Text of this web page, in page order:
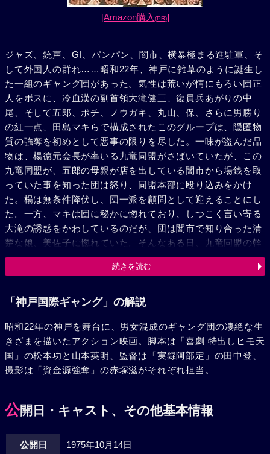
[Amazon購入 (PR)]
ジャズ、銃声、GI、パンパン、闇市、横暴極まる進駐軍、そ
して外国人の群れ……昭和22年、神戸に雑草のように誕生し
た一組のギャング団があった。気性は荒いが情にもろい団正
人をボスに、冷血漢の副首領大滝健三、復員兵あがりの中
尾、そして五郎、ポチ、ノウガキ、丸山、保、さらに男勝り
の紅一点、田島マキらで構成されたこのグループは、隠匿物
質の強奪を初めとして悪事の限りを尽した。一味が盗んだ品
物は、楊徳元会長が率いる九竜同盟がさばいていたが、この
九竜同盟が、五郎の母親が店を出している闇市から場銭を取
っていた事を知った団は怒り、同盟本部に殴り込みをかけ
た。楊は無条件降伏し、団一派を顧問として迎えることにし
た。一方、マキは団に秘かに惚れており、しつこく言い寄る
大滝の誘惑をかわしているのだが、団は闇市で知り合った清
楚な娘、美佐子に惚れていた。そんなある日、九竜同盟の幹
部・洪哲文が、最近勢力を増して来た外国人同盟に連れ去ら
れたため、団は、武力で洪を救出した。外国人同盟の朴林成
抗争は日増しにエスカレートし、ついに大滝は朴を暗殺、居
発、二人の間には険悪な空気が流れた。数日後、突然、団は
朴殺しの容疑で逮捕された。仲間をかばって単独犯行を主張
した彼は、18年の刑を宣告され、加古川刑務所に入所した。
それから半年後。朴殺しを密告したのは大滝である、という
仮病を装い病院へ移された団が脱走した。マキと五郎の協力
で、二人は美佐子の家に隠れたが、美佐子が警察に密告、ポ
めた。しかし、団を密告したのは大滝ではなく保だったが、
続きを読む
「神戸国際ギャング」の解説
昭和22年の神戸を舞台に、男女混成のギャング団の凄絶な生
きざまを描いたアクション映画。脚本は「喜劇 特出しヒモ天
国」の松本功と山本英明、監督は「実録阿部定」の田中登、
撮影は「資金源強奪」の赤塚滋がそれぞれ担当。
公開日・キャスト、その他基本情報
公開日 1975年10月14日